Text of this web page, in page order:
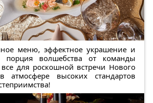
меню, эффектное украшение и
порция волшебства от команды
все для роскошной встречи Нового
атмосфере высоких стандартов